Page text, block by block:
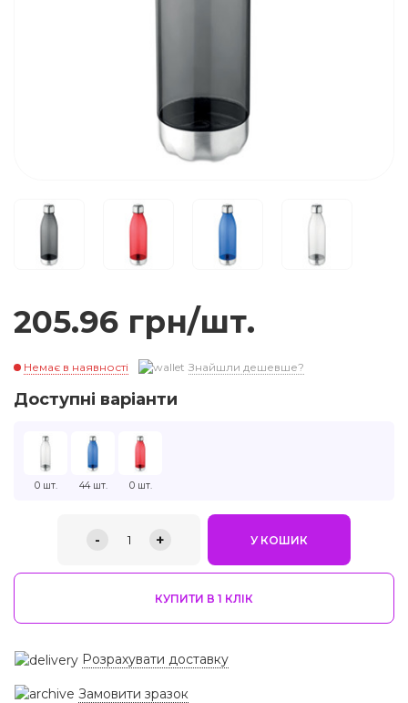
205.96 грн/шт.
Немає в наявності Знайшли дешевше?
Доступні варіанти
0 шт. 44 шт. 0 шт.
- 1 + У КОШИК
КУПИТИ В 1 КЛIК
Розрахувати доставку
Замовити зразок